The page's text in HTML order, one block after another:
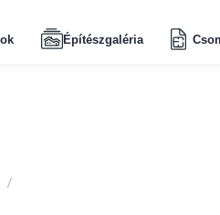
Építészgaléria